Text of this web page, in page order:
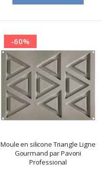
-60%
Moule en silicone Triangle Ligne
Gourmand par Pavoni
Professional